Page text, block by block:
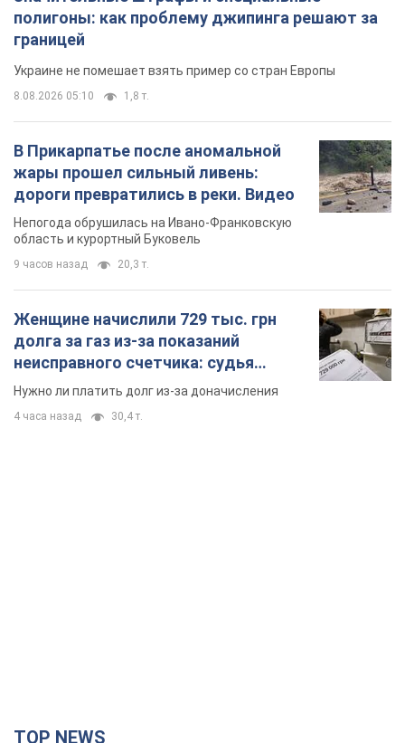
полигоны: как проблему джипинга решают за
границей
Украине не помешает взять пример со стран Европы
8.08.2026 05:10 1,8 т.
В Прикарпатье после аномальной
жары прошел сильный ливень:
дороги превратились в реки. Видео
Непогода обрушилась на Ивано-Франковскую
область и курортный Буковель
9 часов назад 20,3 т.
Женщине начислили 729 тыс. грн
долга за газ из-за показаний
неисправного счетчика: судья
вынес неожиданное решение
Нужно ли платить долг из-за доначисления
4 часа назад 30,4 т.
TOP NEWS